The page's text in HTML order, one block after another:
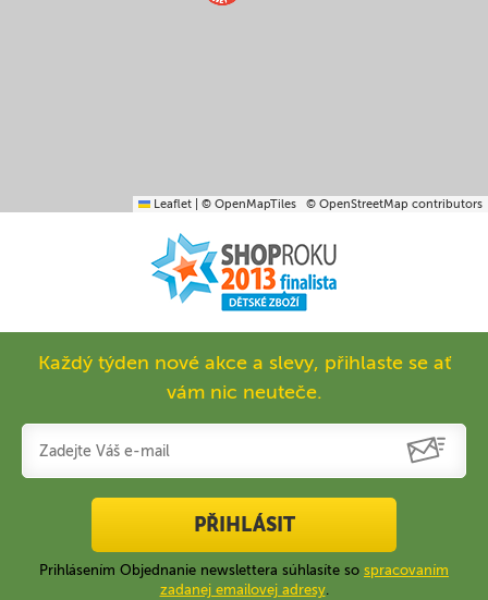
Leaflet © OpenMapTiles © OpenStreetMap contributors
Každý týden nové akce a slevy, přihlaste se ať
vám nic neuteče.
PŘIHLÁSIT
Prihlásením Objednanie newslettera súhlasíte so spracovaním
zadanej emailovej adresy.